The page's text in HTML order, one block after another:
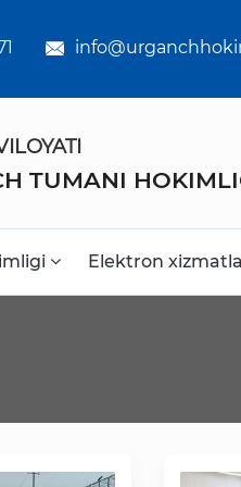
TUMANI
Elektron